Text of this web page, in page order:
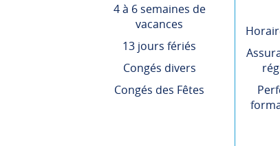
4 à 6 semaines de
vacances
13 jours fériés
Congés divers
Congés des Fêtes